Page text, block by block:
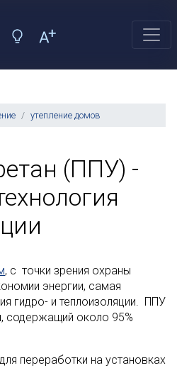
утепление домов
(ППУ) -
, с точки зрения охраны
энергии, самая
гидро- и теплоизоляции. ППУ
содержащий около 95%
переработки на установках